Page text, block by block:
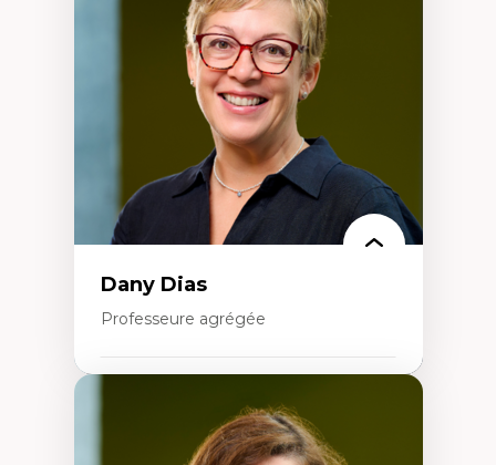
Élites économiques
Sociologie économique
Extractivisme
Classes sociales
Mouvements sociaux
Théories de l’État
Dany Dias
Professeure agrégée
Pédagogies critiques et justice sociale
Éthique relationnelle et sollicitude en